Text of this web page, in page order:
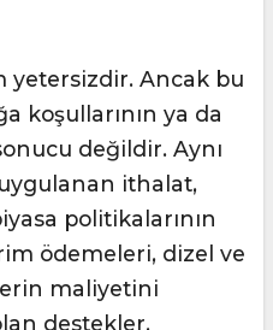
yetersizdir. Ancak bu
koşullarının ya da
değildir. Aynı
ithalat,
politikalarının
ödemeleri, dizel ve
maliyetini
destekler,